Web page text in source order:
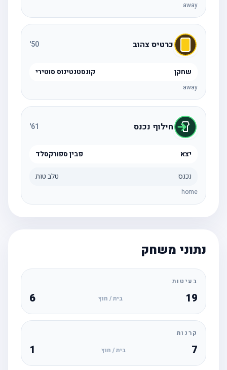
away
כרטיס צהוב 50
'
שחקן קונסטנטינוס סוטירי
away
חילוף נכנס 61
'
יצא פבין ספורקסלד
נכנס טלב טות
home
נתוני משחק
בעיטות
19 בית / חוץ
קרנות
בית / חוץ